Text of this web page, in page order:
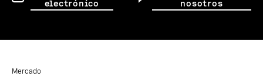
electrónico
nosotros
Mercado